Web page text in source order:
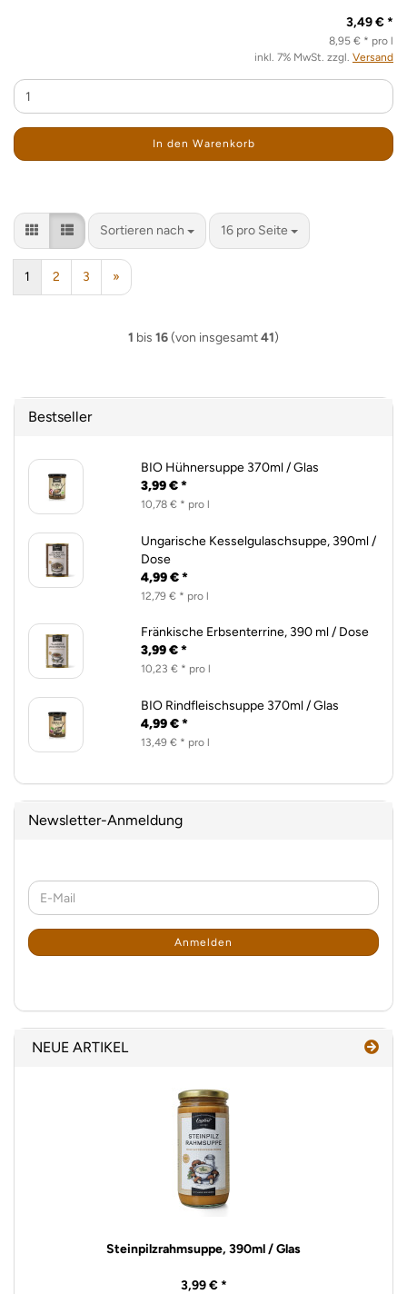
3,49 € *
8,95 € * pro l
inkl. 7% MwSt. zzgl. Versand
In den Warenkorb
Sortieren nach
Sortieren nach 16 pro Seite
pro Seite
1 2 3 »
1 bis 16(von insgesamt41)
Bestseller
BIO Hühnersuppe 370ml / Glas
3,99 € *
10,78 € * pro l
Ungarische Kesselgulaschsuppe, 390ml /
Dose
4,99 € *
12,79 € * pro l
Fränkische Erbsenterrine, 390 ml / Dose
3,99 € *
10,23 € * pro l
BIO Rindfleischsuppe 370ml / Glas
4,99 € *
13,49 € * pro l
Newsletter-Anmeldung
WEITER
ZUR
ANMELDUNG
E-
Mail
Anmelden
NEUE ARTIKEL
Steinpilzrahmsuppe, 390ml / Glas
3,99 € *